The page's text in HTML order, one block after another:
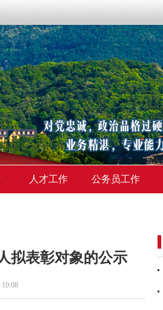
人才工作 公务员工作
拟表彰对象的公示